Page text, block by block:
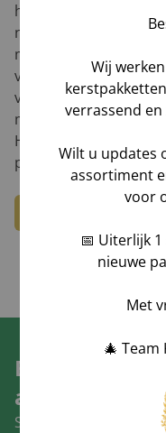
helemaal op hun
nog weleens voor
maar het wordt
van klanten, die het
voor een traditioneel
mensen ook zelf
Het gaat om de
personeel geeft."
Blijf op de
acties,
Schrijf u nu in voor
Wij
verrassend
Wilt u updates
assortiment
voor
📅 Uiterlijk
nieuwe
Met
🎄